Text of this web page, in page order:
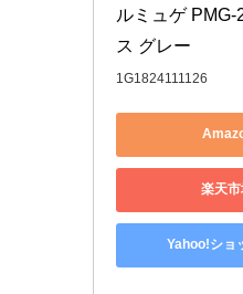
ルミュゲ PMG-
ス グレー
1G1824111126
楽天
Yahoo!ショ